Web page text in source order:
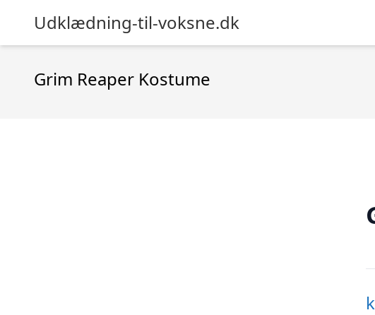
Udklædning-til-voksne.dk
Grim Reaper Kostume